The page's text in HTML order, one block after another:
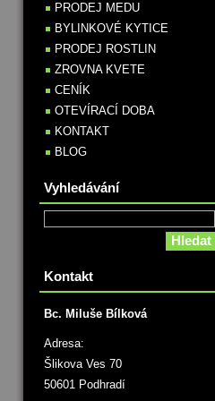
PRODEJ MEDU
BYLINKOVÉ KYTICE
PRODEJ ROSTLIN
ZROVNA KVETE
CENÍK
OTEVÍRACÍ DOBA
KONTAKT
BLOG
Vyhledávání
Kontakt
Bc. Miluše Bílková
Adresa:
Šlikova Ves 70
50601 Podhradí